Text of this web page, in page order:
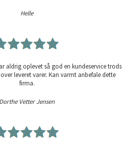
Helle
aldrig oplevet så god en kundeservice trods
leveret varer. Kan varmt anbefale dette
firma.
Dorthe Vetter Jensen